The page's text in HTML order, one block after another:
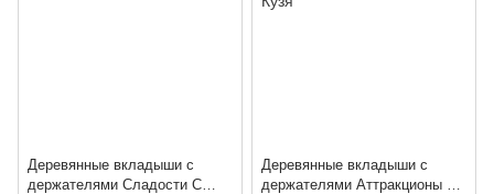
Деревянные вкладыши с
держателями Сладости С
Деревянные вкладыши с
держателями Аттракционы С